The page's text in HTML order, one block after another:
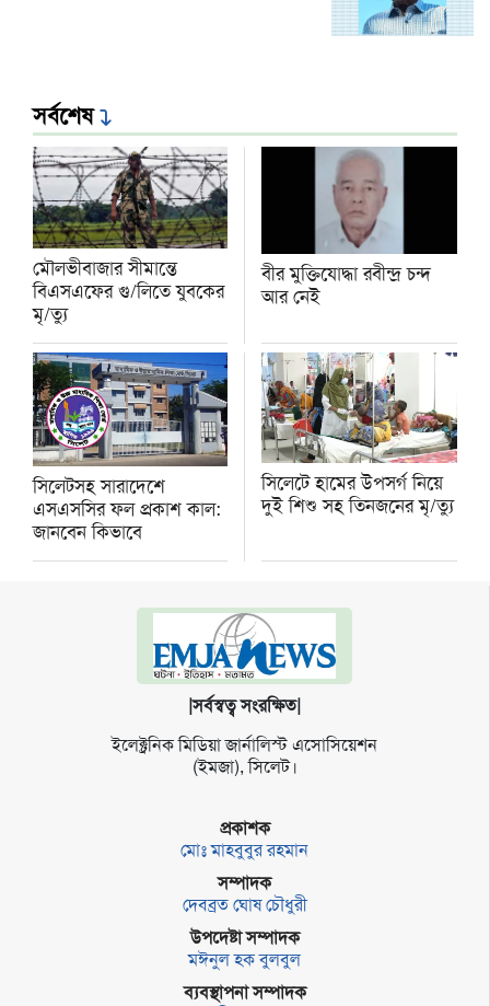
সর্বশেষ
মৌলভীবাজার সীমান্তে
বিএসএফের গু/লিতে যুবকের
‍মৃ/ত্যু
বীর মুক্তিযোদ্ধা রবীন্দ্র চন্দ
আর নেই
সিলেটসহ সারাদেশে
এসএসসির ফল প্রকাশ কাল:
জানবেন কিভাবে
সিলেটে হামের উপসর্গ নিয়ে
দুই শিশু সহ তিনজনের মৃ/ত্যু
|সর্বস্বত্ব সংরক্ষিত|
ইলেক্ট্র‌নিক মি‌ডিয়া জার্না‌লিস্ট এসো‌সি‌য়েশন
(ইমজা), সি‌লেট।
প্রকাশক
মোঃ মাহবুবুর রহমান
সম্পাদক
দেবব্রত ঘোষ চৌধুরী
উপদেষ্টা সম্পাদক
মঈনুল হক বুলবুল
ব্যবস্থাপনা সম্পাদক